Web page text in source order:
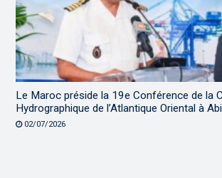
Le Maroc préside la 19e Conférence de la
Hydrographique de l’Atlantique Oriental à
02/07/2026